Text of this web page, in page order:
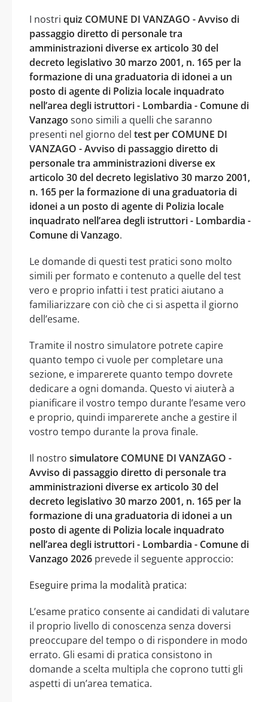
I nostri quiz COMUNE DI VANZAGO - Avviso di
passaggio diretto di personale tra
amministrazioni diverse ex articolo 30 del
decreto legislativo 30 marzo 2001, n. 165 per la
formazione di una graduatoria di idonei a un
posto di agente di Polizia locale inquadrato
nell’area degli istruttori - Lombardia - Comune di
Vanzago sono simili a quelli che saranno
presenti nel giorno del test per COMUNE DI
VANZAGO - Avviso di passaggio diretto di
personale tra amministrazioni diverse ex
articolo 30 del decreto legislativo 30 marzo 2001,
n. 165 per la formazione di una graduatoria di
idonei a un posto di agente di Polizia locale
inquadrato nell’area degli istruttori - Lombardia -
Comune di Vanzago.
Le domande di questi test pratici sono molto
simili per formato e contenuto a quelle del test
vero e proprio infatti i test pratici aiutano a
familiarizzare con ciò che ci si aspetta il giorno
dell’esame.
Tramite il nostro simulatore potrete capire
quanto tempo ci vuole per completare una
sezione, e imparerete quanto tempo dovrete
dedicare a ogni domanda. Questo vi aiuterà a
pianificare il vostro tempo durante l’esame vero
e proprio, quindi imparerete anche a gestire il
vostro tempo durante la prova finale.
Il nostro simulatore COMUNE DI VANZAGO -
Avviso di passaggio diretto di personale tra
amministrazioni diverse ex articolo 30 del
decreto legislativo 30 marzo 2001, n. 165 per la
formazione di una graduatoria di idonei a un
posto di agente di Polizia locale inquadrato
nell’area degli istruttori - Lombardia - Comune di
Vanzago 2026 prevede il seguente approccio:
Eseguire prima la modalità pratica:
L’esame pratico consente ai candidati di valutare
il proprio livello di conoscenza senza doversi
preoccupare del tempo o di rispondere in modo
errato. Gli esami di pratica consistono in
domande a scelta multipla che coprono tutti gli
aspetti di un’area tematica.